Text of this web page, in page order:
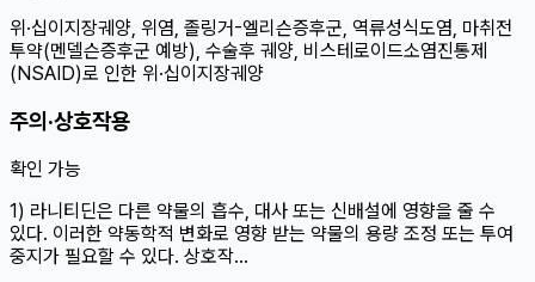
위·십이지장궤양, 위염, 졸링거-엘리슨증후군, 역류성식도염, 마취전
투약(멘델슨증후군 예방), 수술후 궤양, 비스테로이드소염진통제
(NSAID)로 인한 위·십이지장궤양
주의·상호작용
확인 가능
1) 라니티딘은 다른 약물의 흡수, 대사 또는 신배설에 영향을 줄 수
있다. 이러한 약동학적 변화로 영향 받는 약물의 용량 조정 또는 투여
중지가 필요할 수 있다. 상호작…